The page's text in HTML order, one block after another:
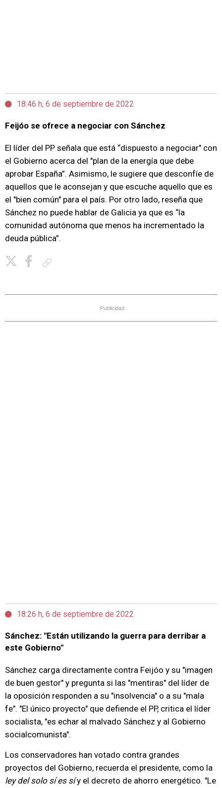
18:46 h, 6 de septiembre de 2022
Feijóo se ofrece a negociar con Sánchez
El líder del PP señala que está “dispuesto a negociar" con
el Gobierno acerca del "plan de la energía que debe
aprobar España”. Asimismo, le sugiere que desconfíe de
aquellos que le aconsejan y que escuche aquello que es
el "bien común" para el país. Por otro lado, reseña que
Sánchez no puede hablar de Galicia ya que es “la
comunidad autónoma que menos ha incrementado la
deuda pública”.
Publicidad
18:26 h, 6 de septiembre de 2022
Sánchez: "Están utilizando la guerra para derribar a
este Gobierno"
Sánchez carga directamente contra Feijóo y su "imagen
de buen gestor" y pregunta si las "mentiras" del líder de
la oposición responden a su "insolvencia" o a su "mala
fe". "El único proyecto" que defiende el PP, critica el líder
socialista, "es echar al malvado Sánchez y al Gobierno
socialcomunista".
Los conservadores han votado contra grandes
proyectos del Gobierno, recuerda el presidente, como la
ley del solo sí es síy el decreto de ahorro energético. "Le